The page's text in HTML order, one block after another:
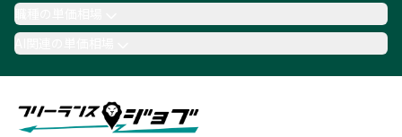
職種の単価相場
AI関連の単価相場